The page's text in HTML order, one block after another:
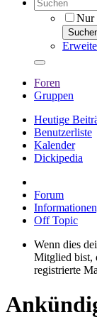
Nur
Foren
Gruppen
Heutige
Benutzerliste
Kalender
Dickipedia
Forum
Off Topic
Wenn dies
Mitglied bist,
registrierte